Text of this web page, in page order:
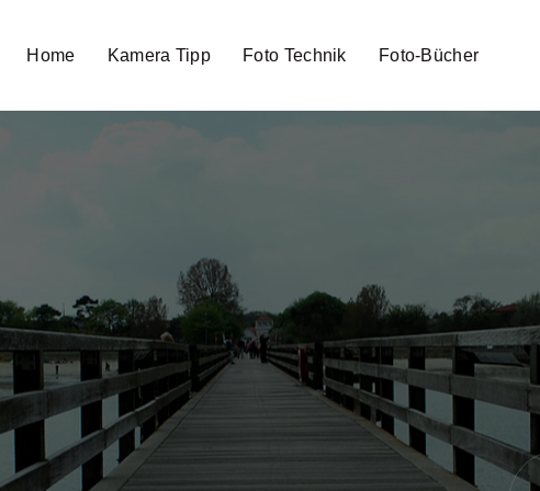
Home Kamera Tipp Foto Technik Foto-Bücher